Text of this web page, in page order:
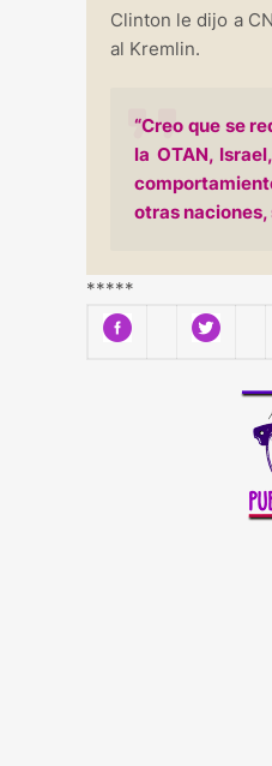
Clinton le dijo a
al Kremlin.
“Creo que se
la OTAN,
otras naciones,
*****